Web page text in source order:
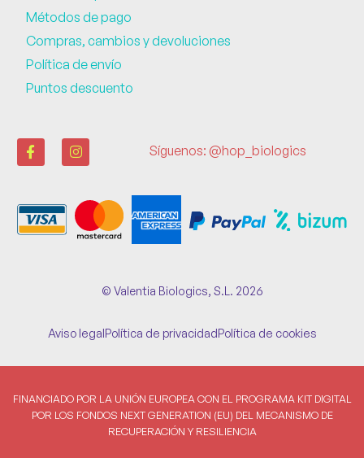
Métodos de pago
Compras, cambios y devoluciones
Política de envío
Puntos descuento
Síguenos: @hop_biologics
© Valentia Biologics, S.L. 2026
Aviso legalPolítica de privacidadPolítica de cookies
FINANCIADO POR LA UNIÓN EUROPEA CON EL PROGRAMA KIT DIGITAL
POR LOS FONDOS NEXT GENERATION (EU) DEL MECANISMO DE
RECUPERACIÓN Y RESILIENCIA